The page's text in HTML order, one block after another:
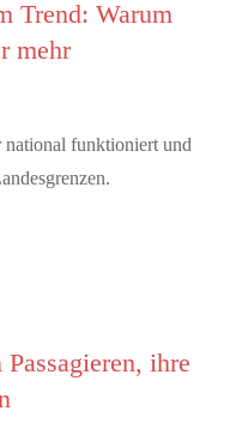
Trend: Warum
mehr
national funktioniert und
ihre